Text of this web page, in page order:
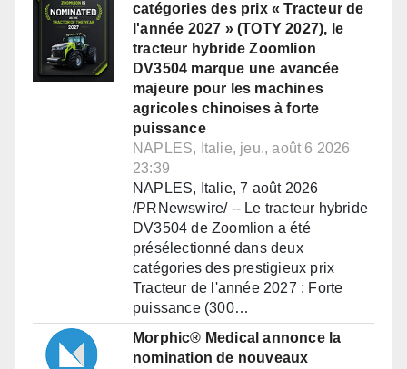
catégories des prix « Tracteur de
l'année 2027 » (TOTY 2027), le
tracteur hybride Zoomlion
DV3504 marque une avancée
majeure pour les machines
agricoles chinoises à forte
puissance
NAPLES, Italie, jeu., août 6 2026
23:39
NAPLES, Italie, 7 août 2026
/PRNewswire/ -- Le tracteur hybride
DV3504 de Zoomlion a été
présélectionné dans deux
catégories des prestigieux prix
Tracteur de l'année 2027 : Forte
puissance (300…
Morphic® Medical annonce la
nomination de nouveaux